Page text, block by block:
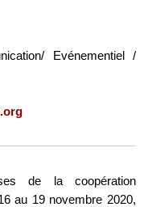
Evénementiel /
de la coopération
au 19 novembre 2020,